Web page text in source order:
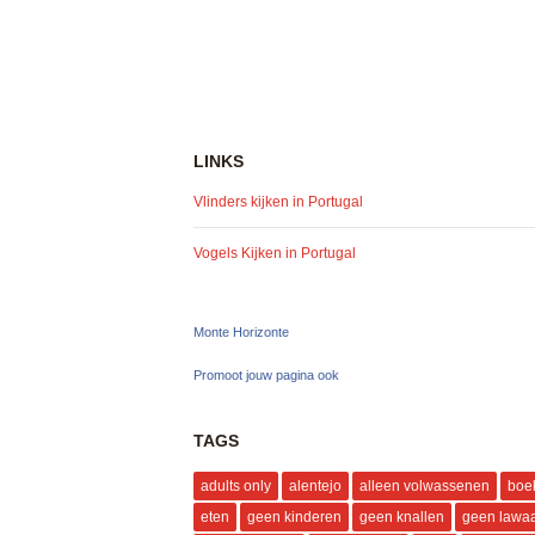
LINKS
Vlinders kijken in Portugal
Vogels Kijken in Portugal
Monte Horizonte
Promoot jouw pagina ook
TAGS
adults only alentejo alleen volwassenen
eten
geen kinderen geen knallen geen